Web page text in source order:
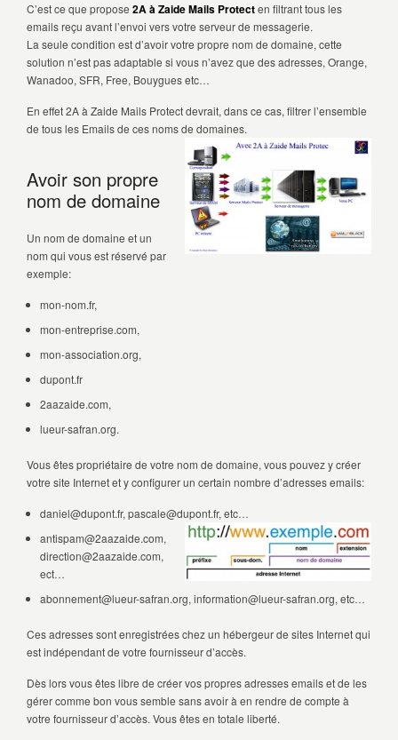
C’est ce que propose2A à Zaide Mails Protecten filtrant tous les
emails reçu avant l’envoi vers votre serveur de messagerie.
La seule condition est d’avoir votre propre nom de domaine, cette
solution n’est pas adaptable si vous n’avez que des adresses, Orange,
Wanadoo, SFR, Free, Bouygues etc…
En effet 2A à Zaide Mails Protect devrait, dans ce cas, filtrer l’ensemble
de tous les Emails de ces noms de domaines.
Avoir son propre
nom de domaine
Un nom de domaine et un
nom qui vous est réservé par
exemple:
mon-nom.fr,
mon-entreprise.com,
mon-association.org,
dupont.fr
2aazaide.com,
lueur-safran.org.
Vous êtes propriétaire de votre nom de domaine, vous pouvez y créer
votre site Internet et y configurer un certain nombre d’adresses emails:
daniel@dupont.fr, pascale@dupont.fr, etc…
antispam@2aazaide.com,
direction@2aazaide.com,
ect…
abonnement@lueur-safran.org, information@lueur-safran.org, etc…
Ces adresses sont enregistrées chez un hébergeur de sites Internet qui
est indépendant de votre fournisseur d’accès.
Dès lors vous êtes libre de créer vos propres adresses emails et de les
gérer comme bon vous semble sans avoir à en rendre de compte à
votre fournisseur d’accès. Vous êtes en totale liberté.